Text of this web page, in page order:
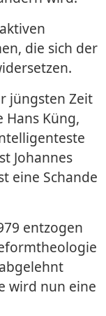
die sich der
jüngsten Zeit
Küng,
Johannes
eine Schande
entzogen
wird nun eine